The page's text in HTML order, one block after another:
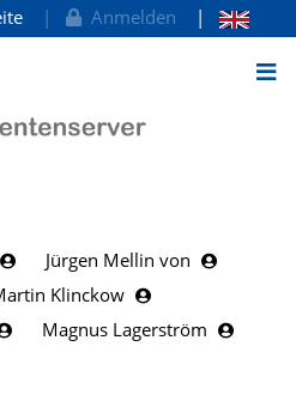
Anmelden
Jürgen Mellin von
Klinckow
Magnus Lagerström